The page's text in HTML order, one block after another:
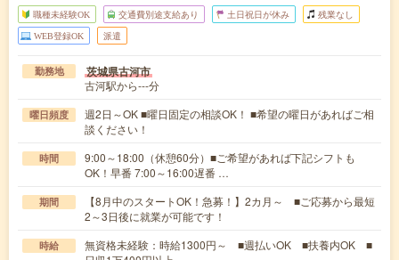
職種未経験OK 交通費別途支給あり 土日祝日が休み 残業なし
WEB登録OK 派遣
勤務地 茨城県古河市
古河駅から---分
曜日頻度
週2日～OK ■曜日固定の相談OK！ ■希望の曜日があればご相
談ください！
時間
9:00～18:00（休憩60分）■ご希望があれば下記シフトも
OK！早番 7:00～16:00遅番 …
期間
【8月中のスタートOK！急募！】2カ月～ ■ご応募から最短
2～3日後に就業が可能です！
時給
無資格未経験：時給1300円～ ■週払いOK ■扶養内OK ■